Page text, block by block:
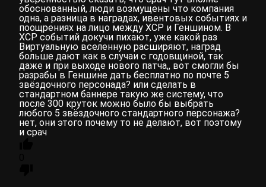
обоснованный, люди возмущены что компания
одна, а разница в наградах, ивентовых событиях и
поощрениях на лицо между ХСР и Геншином. В
ХСР событий докучи пихают, уже какой раз
Виртуальную вселенную расширяют, наград
больше дают как в случаи с годовщиной, так
даже и при выходе нового патча,, вот смогли бы
разрабы в Геншине дать бесплатно по почте 5
звёздочного персонада? или сделать в
стандартном баннере такую же систему, что
после 300 круток можно было бы выбрать
любого 5 звёздочного стандартного персонажа?
нет, они этого почему то не делают, вот поэтому
и срач